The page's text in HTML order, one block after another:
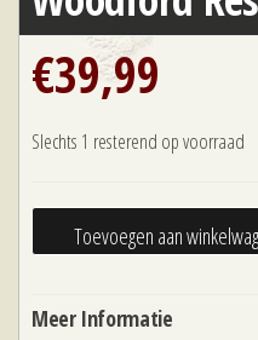
€39,99
Slechts 1 resterend op voorraad
Woodford
Reserve
cl
Toevoegen aan
Meer Informatie